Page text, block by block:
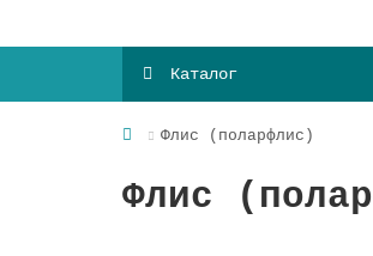
Каталог
Флис (поларфлис)
Флис